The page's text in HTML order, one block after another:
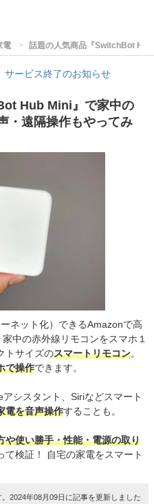
電 話題の人気商品『SwitchBot
サービス終了のお知らせ
Hub Mini』で家中の
・遠隔操作もやってみ
ネット化）できるAmazonで高
中の赤外線リモコンをスマホ１
トサイズのスマートリモコン。
で操作できます。
シスタント、Siriなどスマート
電を音声操作することも。
や使い勝手・性能・電源の取り
検証！ 自宅の家電をスマート
2024年08月09日に記事を更新しました